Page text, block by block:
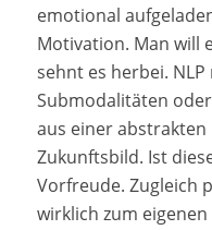
emotional
Motivation. Man will
sehnt es herbei.
Submodalitäten
aus einer
Zukunftsbild. Ist
Vorfreude. Zugleich
wirklich zum